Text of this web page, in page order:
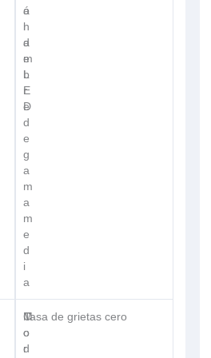
ó
n
d
e
L
E
D
a
l
a
m
b
r
e
d
e
g
a
m
a
m
e
d
i
a
C
o
r
M
o
d
Tasa de grietas cero